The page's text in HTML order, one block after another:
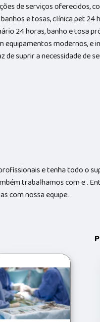
de serviços oferecidos,
e tosas, clínica pet 24
24 horas, banho e tosa
equipamentos modernos, e
de suprir a necessidade de
e tenha todo o
trabalhamos com e .
com nossa equipe.